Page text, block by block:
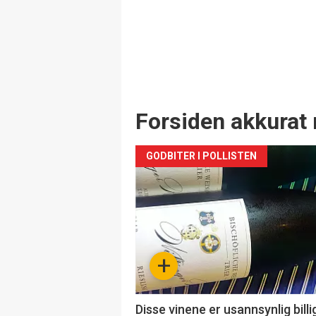
Forsiden akkurat
+
GODBITER I POLLISTEN
Disse vinene er usannsynlig